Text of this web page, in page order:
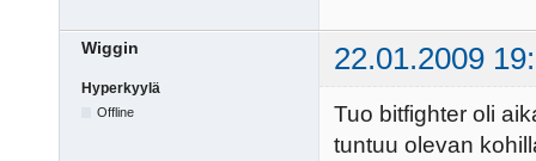
Wiggin 22.01.2009
Hyperkyylä
Offline
Tuo bitfighter oli
tuntuu olevan